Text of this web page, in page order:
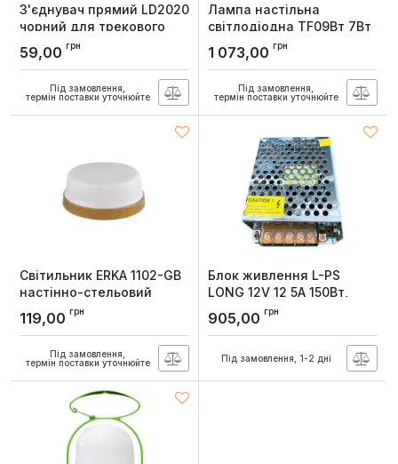
З'єднувач прямий LD2020
чорний для трекового
шинопровода
(накладного)
59,00 грн
Під замовлення,
термін поставки уточнюйте
Лампа настiльна
свiтлодiодна TF09Вт 7Вт
3000-5500К, Videx
Артикул:
1 073,00 грн
Під замовлення,
термін поставки уточнюйте
Світильник ERKA 1102-GB
настінно-стельовий
круглий золото-білий E27
IP20
119,00 грн
Під замовлення,
термін поставки уточнюйте
Блок живлення L-PS
LONG 12V 12 5A 150Вт,
Артикул:
905,00 грн
Під замовлення, 1-2 дні